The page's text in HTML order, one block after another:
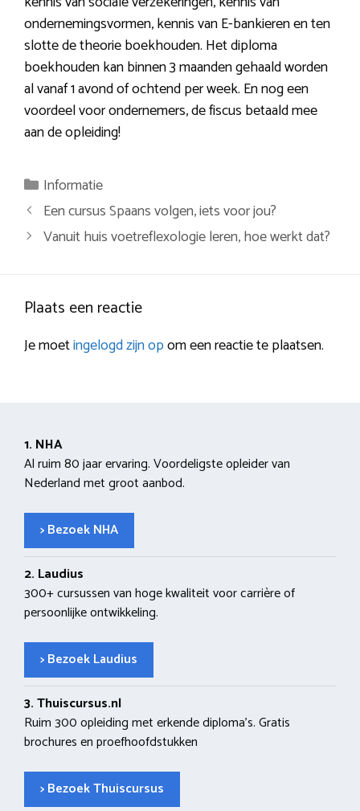
ondernemingsvormen, kennis van E-bankieren en ten
slotte de theorie boekhouden. Het diploma
boekhouden kan binnen 3 maanden gehaald worden
al vanaf 1 avond of ochtend per week. En nog een
voordeel voor ondernemers, de fiscus betaald mee
aan de opleiding!
Categorieën
Informatie
Berichtnavigatie
Een cursus Spaans volgen, iets voor jou?
Vanuit huis voetreflexologie leren, hoe werkt dat?
Plaats een reactie
Je moetingelogd zijn opom een reactie te plaatsen.
1. NHA
Al ruim 80 jaar ervaring. Voordeligste opleider van
Nederland met groot aanbod.
> Bezoek NHA
2. Laudius
300+ cursussen van hoge kwaliteit voor carrière of
persoonlijke ontwikkeling.
> Bezoek Laudius
3. Thuiscursus.nl
Ruim 300 opleiding met erkende diploma’s. Gratis
brochures en proefhoofdstukken
> Bezoek Thuiscursus